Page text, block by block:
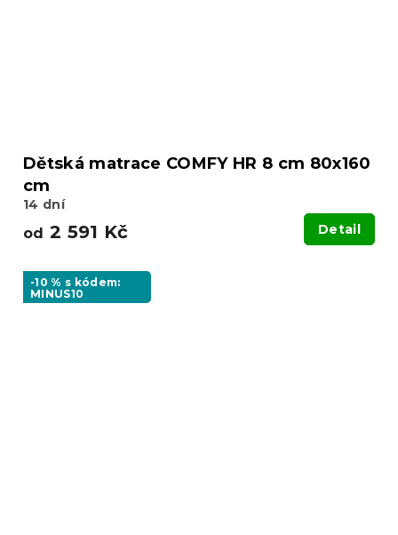
Dětská matrace COMFY HR 8 cm 80x160
cm
14 dní
od 2 591 Kč Detail
-10 % s kódem:
MINUS10